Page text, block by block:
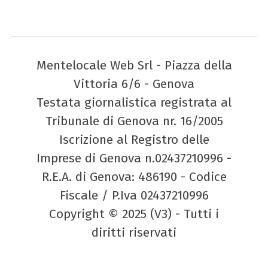
Mentelocale Web Srl - Piazza della
Vittoria 6/6 - Genova
Testata giornalistica registrata al
Tribunale di Genova nr. 16/2005
Iscrizione al Registro delle
Imprese di Genova n.02437210996 -
R.E.A. di Genova: 486190 - Codice
Fiscale / P.Iva 02437210996
Copyright © 2025 (V3) - Tutti i
diritti riservati